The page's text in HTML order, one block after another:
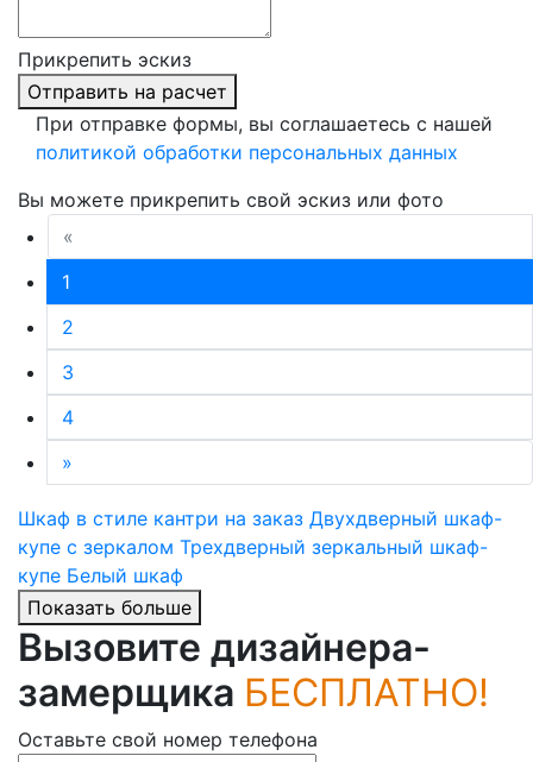
Прикрепить эскиз
Отправить на расчет
При отправке формы, вы соглашаетесь с нашей
политикой обработки персональных данных
Вы можете прикрепить свой эскиз или фото
«
1
2
3
4
»
Шкаф в стиле кантри на заказ Двухдверный шкаф-
купе с зеркалом Трехдверный зеркальный шкаф-
купе Белый шкаф
Показать больше
Вызовите дизайнера-
замерщика БЕСПЛАТНО!
Оставьте свой номер телефона